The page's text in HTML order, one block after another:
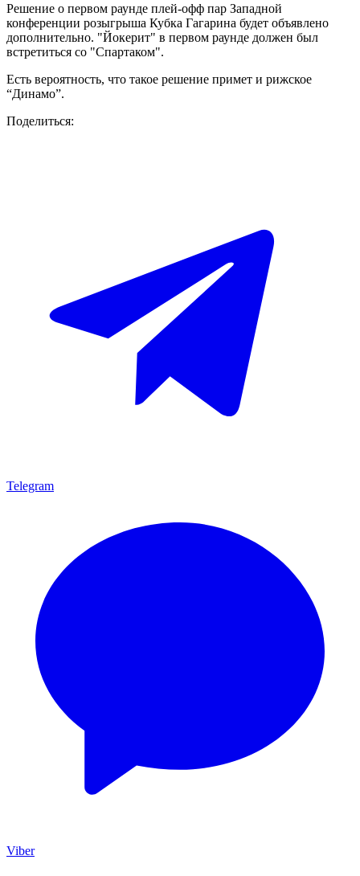
Решение о первом раунде плей-офф пар Западной
конференции розыгрыша Кубка Гагарина будет объявлено
дополнительно. "Йокерит" в первом раунде должен был
встретиться со "Спартаком".
Есть вероятность, что такое решение примет и рижское
“Динамо”.
Поделиться:
Telegram
Viber